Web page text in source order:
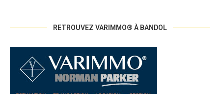
RETROUVEZ VARIMMO® À BANDOL